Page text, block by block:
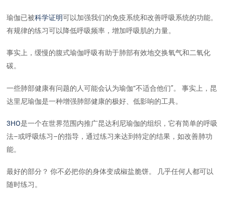
瑜伽已被科学证明可以加强我们的免疫系统和改善呼吸系统的功能。
有规律的练习可以降低呼吸频率，增加呼吸肌的力量。
事实上，缓慢的腹式瑜伽呼吸有助于肺部有效地交换氧气和二氧化
碳。
一些肺部健康有问题的人可能会认为瑜伽“不适合他们”。 事实上，昆
达里尼瑜伽是一种增强肺部健康的极好、低影响的工具。
3HO是一个在世界范围内推广昆达利尼瑜伽的组织，它有简单的呼吸
法–或呼吸练习–的指导，通过练习来达到特定的结果，如改善肺功
能。
最好的部分？ 你不必把你的身体变成椒盐脆饼。 几乎任何人都可以
随时练习。